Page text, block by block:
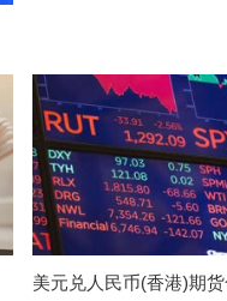
美元兑人民币(香港)期